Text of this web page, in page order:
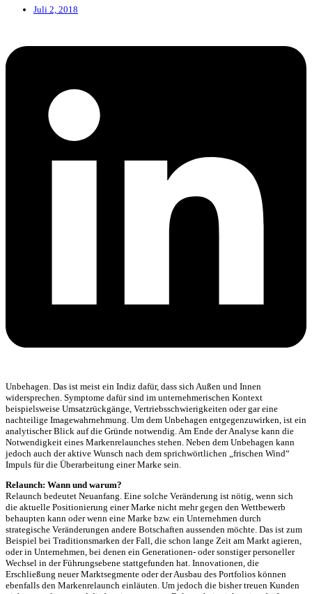
Juli 2, 2018
Unbehagen. Das ist meist ein Indiz dafür, dass sich Außen und Innen
widersprechen. Symptome dafür sind im unternehmerischen Kontext
beispielsweise Umsatzrückgänge, Vertriebsschwierigkeiten oder gar eine
nachteilige Imagewahrnehmung. Um dem Unbehagen entgegenzuwirken, ist ein
analytischer Blick auf die Gründe notwendig. Am Ende der Analyse kann die
Notwendigkeit eines Markenrelaunches stehen. Neben dem Unbehagen kann
jedoch auch der aktive Wunsch nach dem sprichwörtlichen „frischen Wind“
Impuls für die Überarbeitung einer Marke sein.
Relaunch: Wann und warum?
Relaunch bedeutet Neuanfang. Eine solche Veränderung ist nötig, wenn sich
die aktuelle Positionierung einer Marke nicht mehr gegen den Wettbewerb
behaupten kann oder wenn eine Marke bzw. ein Unternehmen durch
strategische Veränderungen andere Botschaften aussenden möchte. Das ist zum
Beispiel bei Traditionsmarken der Fall, die schon lange Zeit am Markt agieren,
oder in Unternehmen, bei denen ein Generationen- oder sonstiger personeller
Wechsel in der Führungsebene stattgefunden hat. Innovationen, die
Erschließung neuer Marktsegmente oder der Ausbau des Portfolios können
ebenfalls den Markenrelaunch einläuten. Um jedoch die bisher treuen Kunden